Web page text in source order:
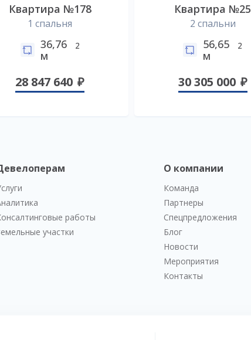
Квартира №178
1 спальня
36,76
м
2
28 847 640
Квартира №25
2 спальни
56,65
м
2
30 305 000
работы
участки
О компании
Команда
Партнеры
Спецпредложения
Блог
Новости
Мероприятия
Контакты